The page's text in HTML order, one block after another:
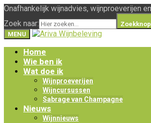
Onafhankelijk wijnadvies, wijnproeverijen
Zoek naar:
Zoekknop
MENU
Home
Wie ben ik
Wat doe ik
Wijnproeverijen
Wijncursussen
Sabrage van Champagne
Nieuws
Wijnnieuws